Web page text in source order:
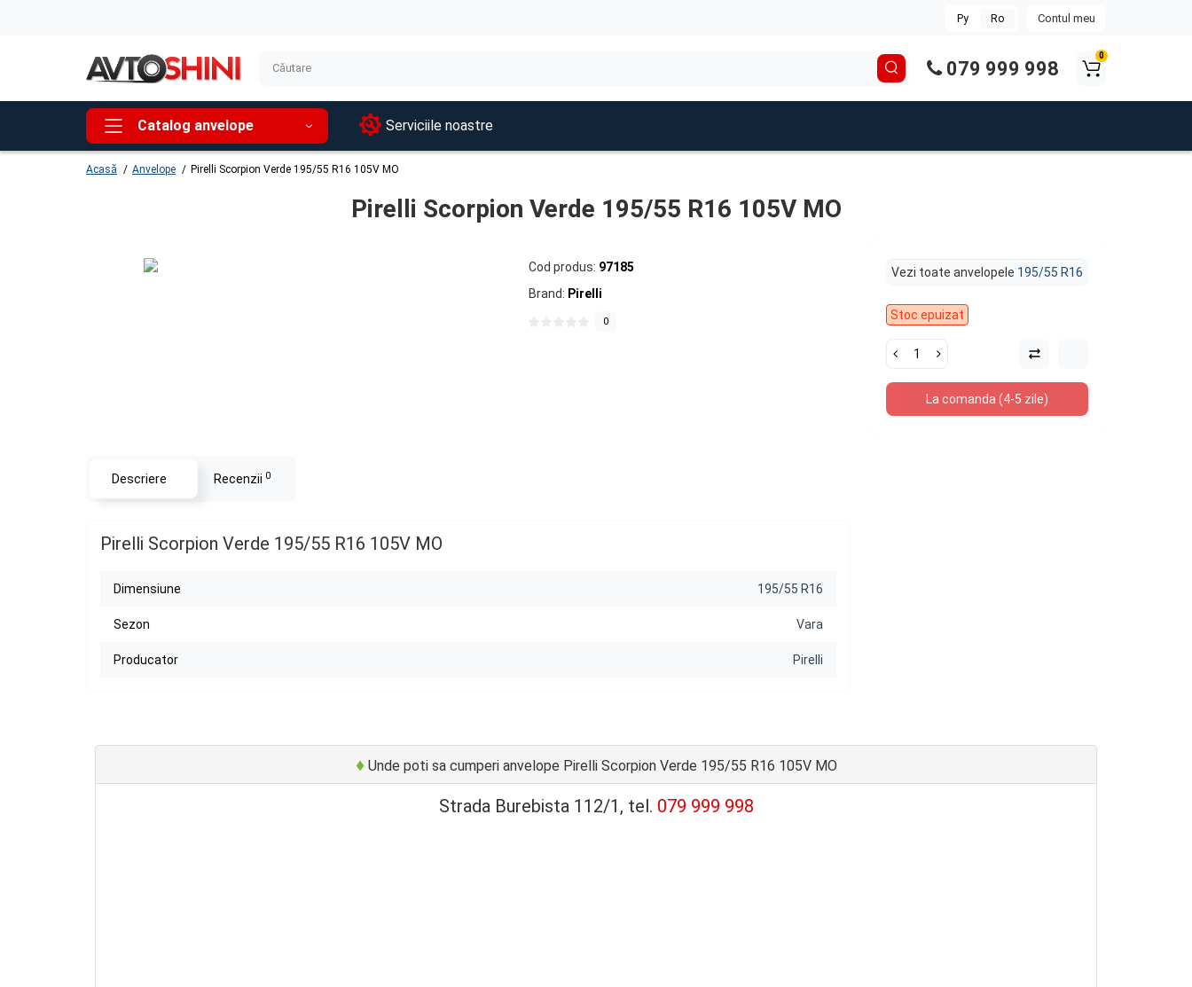
Contul meu
Ру Ro
079 999 998
0
Catalog anvelope Serviciile noastre
Acasă Anvelope Pirelli Scorpion Verde 195/55 R16 105V MO
Pirelli Scorpion Verde 195/55 R16 105V MO
Cod produs: 97185
Brand: Pirelli
0
Vezi toate anvelopele 195/55 R16
Stoc epuizat
La comanda (4-5 zile)
Descriere Recenzii 0
Pirelli Scorpion Verde 195/55 R16 105V MO
Dimensiune 195/55 R16
Sezon Vara
Producator Pirelli
♦Unde poti sa cumperi anvelope Pirelli Scorpion Verde 195/55 R16 105V MO
Strada Burebista 112/1, tel. 079 999 998